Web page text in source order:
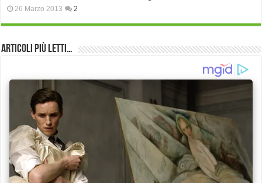
26 Marzo 2013 2
Articoli più Letti…